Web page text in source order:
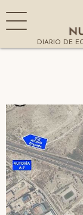
DIARIO DE